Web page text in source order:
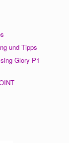
und Tipps
Glory P1